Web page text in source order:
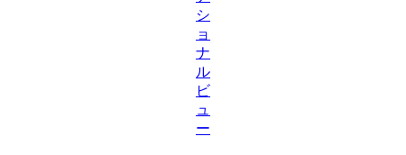
シ
ョ
ナ
ル
ビ
ュ
ー